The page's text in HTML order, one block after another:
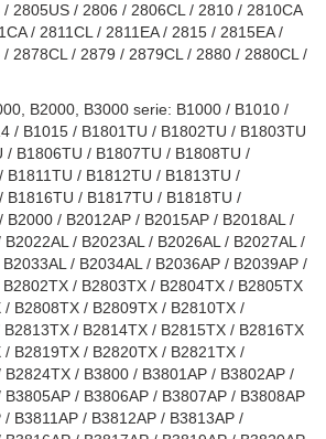
2805US / 2806 / 2806CL / 2810 / 2810CA
/ 2811CL / 2811EA / 2815 / 2815EA /
2878CL / 2879 / 2879CL / 2880 / 2880CL /
B2000, B3000 serie: B1000 / B1010 /
/ B1015 / B1801TU / B1802TU / B1803TU
/ B1806TU / B1807TU / B1808TU /
B1811TU / B1812TU / B1813TU /
B1816TU / B1817TU / B1818TU /
B2000 / B2012AP / B2015AP / B2018AL /
/ B2023AL / B2026AL / B2027AL /
/ B2034AL / B2036AP / B2039AP /
/ B2803TX / B2804TX / B2805TX
B2808TX / B2809TX / B2810TX /
/ B2814TX / B2815TX / B2816TX
B2819TX / B2820TX / B2821TX /
/ B3800 / B3801AP / B3802AP /
/ B3806AP / B3807AP / B3808AP
B3811AP / B3812AP / B3813AP /